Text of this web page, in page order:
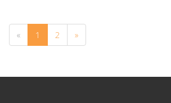
« 1 2 »